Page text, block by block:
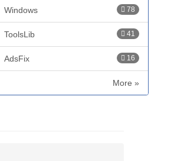
78
Windows
41
ToolsLib
16
AdsFix
More »